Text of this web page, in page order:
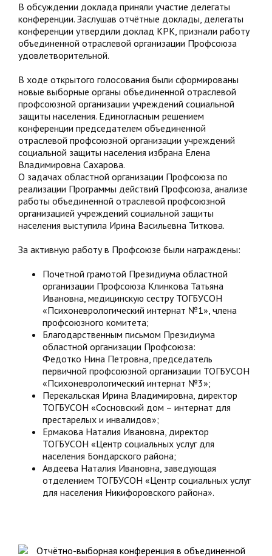
В обсуждении доклада приняли участие делегаты
конференции. Заслушав отчётные доклады, делегаты
конференции утвердили доклад КРК, признали работу
объединенной отраслевой организации Профсоюза
удовлетворительной.
В ходе открытого голосования были сформированы
новые выборные органы объединенной отраслевой
профсоюзной организации учреждений социальной
защиты населения. Единогласным решением
конференции председателем объединенной
отраслевой профсоюзной организации учреждений
социальной защиты населения избрана Елена
Владимировна Сахарова.
О задачах областной организации Профсоюза по
реализации Программы действий Профсоюза, анализе
работы объединенной отраслевой профсоюзной
организацией учреждений социальной защиты
населения выступила Ирина Васильевна Титкова.
За активную работу в Профсоюзе были награждены:
Почетной грамотой Президиума областной
организации Профсоюза Клинкова Татьяна
Ивановна, медицинскую сестру ТОГБУСОН
«Психоневрологический интернат №1», члена
профсоюзного комитета;
Благодарственным письмом Президиума
областной организации Профсоюза:
Федотко Нина Петровна, председатель
первичной профсоюзной организации ТОГБУСОН
«Психоневрологический интернат №3»;
Перекальская Ирина Владимировна, директор
ТОГБУСОН «Сосновский дом – интернат для
престарелых и инвалидов»;
Ермакова Наталия Ивановна, директор
ТОГБУСОН «Центр социальных услуг для
населения Бондарского района;
Авдеева Наталия Ивановна, заведующая
отделением ТОГБУСОН «Центр социальных услуг
для населения Никифоровского района».